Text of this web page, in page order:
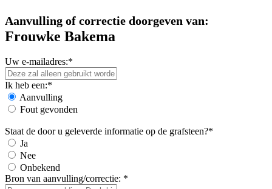
Aanvulling of correctie doorgeven van:
Frouwke Bakema
Uw e-mailadres:*
Ik heb een:*
Aanvulling
Fout gevonden
Staat de door u geleverde informatie op de grafsteen?*
Ja
Nee
Onbekend
Bron van aanvulling/correctie: *